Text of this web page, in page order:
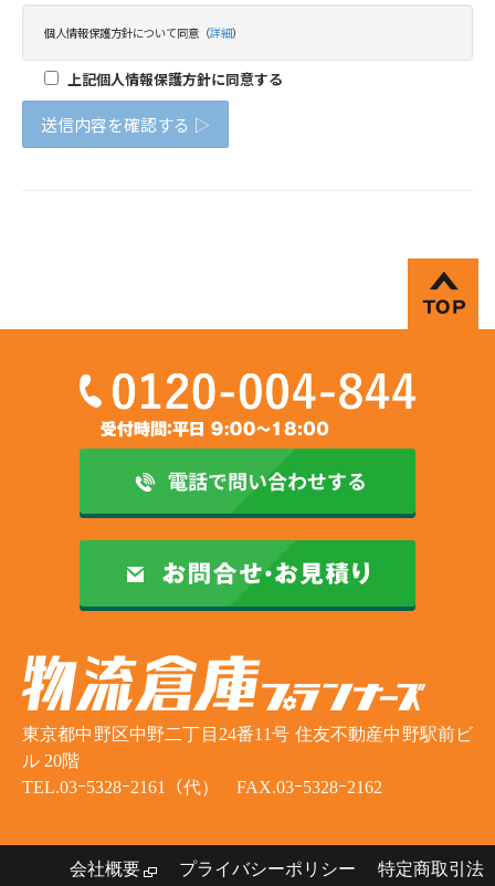
東京都中野区中野二丁目24番11号 住友不動産中野駅前ビ
ル 20階
TEL.03ｰ5328ｰ2161（代） FAX.03ｰ5328ｰ2162
会社概要 プライバシーポリシー 特定商取引法